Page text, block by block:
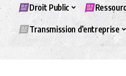
Droit Public
Transmission d’entreprise